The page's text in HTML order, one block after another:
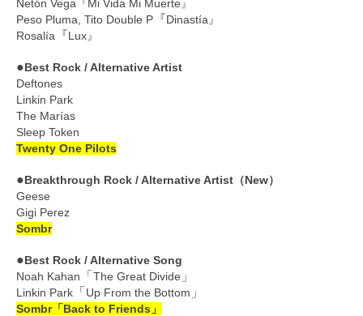
Netón Vega『Mi Vida Mi Muerte』
Peso Pluma, Tito Double P 『Dinastía』
Rosalía 『Lux』
●Best Rock / Alternative Artist
Deftones
Linkin Park
The Marías
Sleep Token
Twenty One Pilots
●Breakthrough Rock / Alternative Artist（New）
Geese
Gigi Perez
Sombr
●Best Rock / Alternative Song
Noah Kahan 「 The Great Divide 」
Linkin Park 「 Up From the Bottom 」
Sombr「Back to Friends」